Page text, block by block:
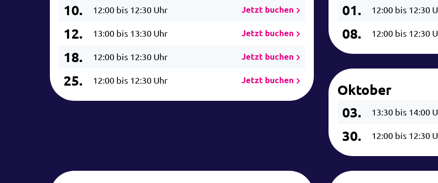
10.
12:00 bis 12:30 Uhr Jetzt buchen
12. 13:00 bis 13:30 Uhr Jetzt buchen
18. 12:00 bis 12:30 Uhr Jetzt buchen
25. 12:00 bis 12:30 Uhr Jetzt buchen
01.
12:00 bis 12:30
08. 12:00 bis 12:30
Oktober
03.
13:30 bis 14:00
30. 12:00 bis 12:30